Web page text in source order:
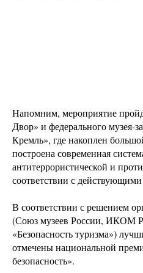
Напомним, мероприятие
Двор» и федерального музея-
Кремль», где накоплен
построена современная
антитеррористической и
соответствии с
В соответствии с решением
(Союз музеев России, ИКОМ
«Безопасность туризма»)
отмечены национальной
безопасность».